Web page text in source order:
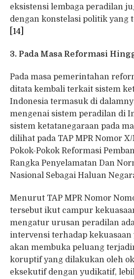
eksistensi lembaga peradilan
dengan konstelasi politik yang
[14]
3. Pada Masa Reformasi
Pada masa pemerintahan
ditata kembali terkait sistem
Indonesia termasuk di
mengenai sistem peradilan di
sistem ketatanegaraan pada
dilihat pada TAP MPR Nomor
Pokok-Pokok Reformasi
Rangka Penyelamatan Dan
Nasional Sebagai Haluan
Menurut TAP MPR Nomor
tersebut ikut campur
mengatur urusan peradilan
intervensi terhadap
akan membuka peluang
koruptif yang dilakukan oleh
eksekutif dengan yudikatif,